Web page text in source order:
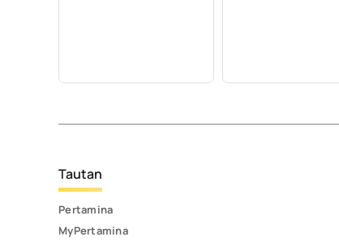
Tautan
Pertamina
MyPertamina